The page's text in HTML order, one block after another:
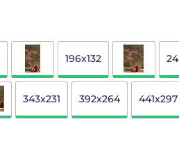
196x132
343x231 392x264 441x297